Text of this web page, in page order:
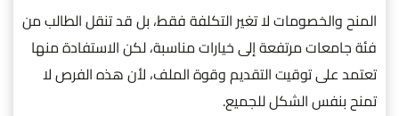
المنح والخصومات لا تغير التكلفة فقط، بل قد تنقل الطالب من
فئة جامعات مرتفعة إلى خيارات مناسبة، لكن الاستفادة منها
تعتمد على توقيت التقديم وقوة الملف، لأن هذه الفرص لا
تمنح بنفس الشكل للجميع.